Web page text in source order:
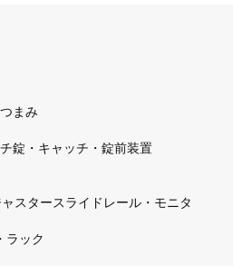
まみ
錠・キャッチ・錠前装置
スタースライドレール・モニタ
ラック